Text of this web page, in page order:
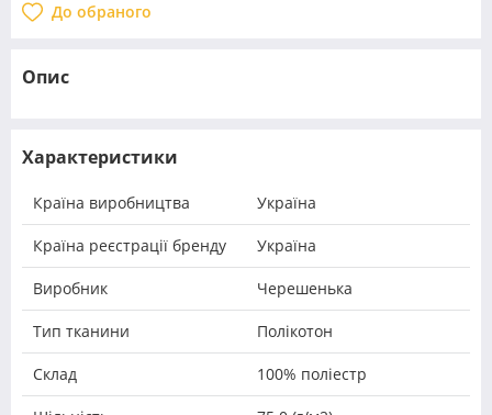
До обраного
Опис
Характеристики
Країна виробництва Україна
Країна реєстрації бренду Україна
Виробник Черешенька
Тип тканини Полікотон
Склад 100% поліестр